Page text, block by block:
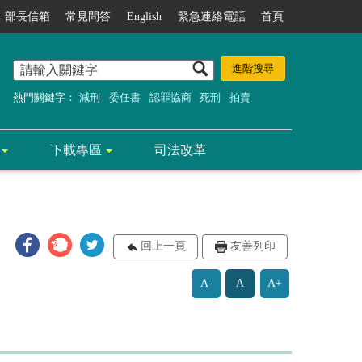
部長信箱 常見問答 English 緊急連絡電話 首頁
熱門關鍵字： 減刑 委任書 認罪協商 死刑 拍賣
下載專區 司法改革
回上一頁 友善列印
A- A A+